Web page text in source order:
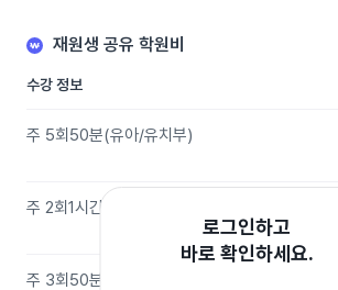
재원생 공유 학원비
수강 정보
주 5회 50분(유아/유치부)
주 2회1시간
주 3회 50분
로그인하고
바로 확인하세요.